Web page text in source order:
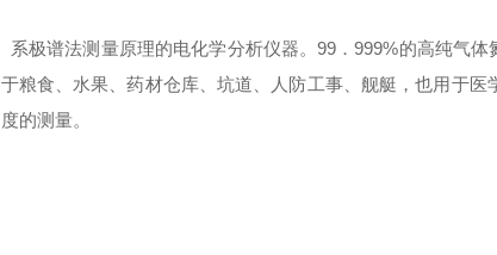
系极谱法测量原理的电化学分析仪器。99．999%的高纯气
于粮食、水果、药材仓库、坑道、人防工事、舰艇，也用于
度的测量。